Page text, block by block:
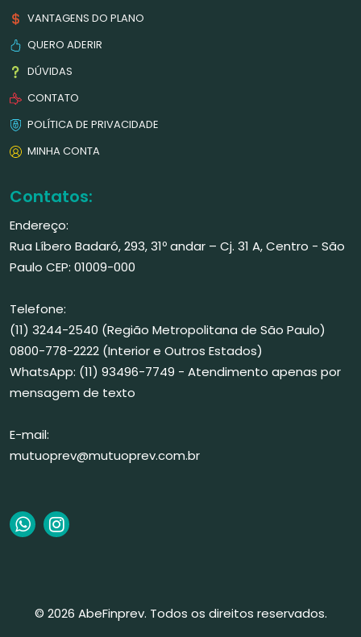
VANTAGENS DO PLANO
QUERO ADERIR
DÚVIDAS
CONTATO
POLÍTICA DE PRIVACIDADE
MINHA CONTA
Contatos:
Endereço:
Rua Líbero Badaró, 293, 31º andar – Cj. 31 A, Centro - São
Paulo CEP: 01009-000
Telefone:
(11) 3244-2540 (Região Metropolitana de São Paulo)
0800-778-2222 (Interior e Outros Estados)
WhatsApp: (11) 93496-7749 - Atendimento apenas por
mensagem de texto
E-mail:
mutuoprev@mutuoprev.com.br
© 2026 AbeFinprev. Todos os direitos reservados.